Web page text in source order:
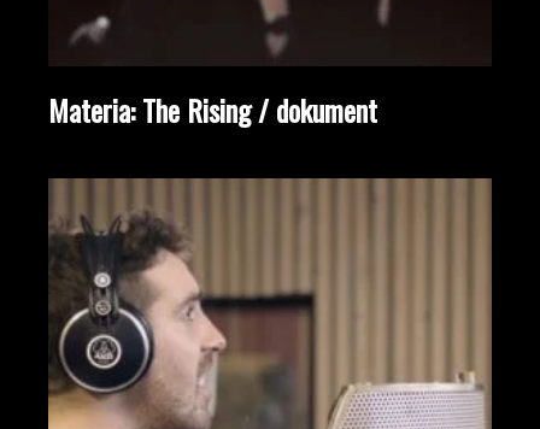
Materia: The Rising / dokument